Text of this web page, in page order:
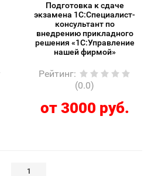
Подготовка к сдаче
экзамена 1С:Специалист-
консультант по
внедрению прикладного
решения «1С:Управление
нашей фирмой»
Рейтинг:
(0.0)
от 3000 руб.
1